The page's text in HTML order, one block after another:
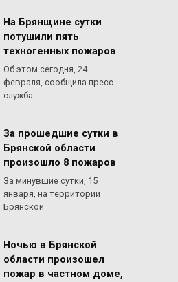
На Брянщине сутки
потушили пять
техногенных пожаров
Об этом сегодня, 24
февраля, сообщила пресс-
служба
За прошедшие сутки в
Брянской области
произошло 8 пожаров
За минувшие сутки, 15
января, на территории
Брянской
Ночью в Брянской
области произошел
пожар в частном доме,